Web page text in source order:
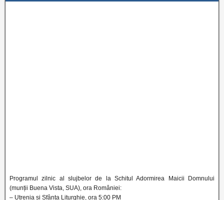
Programul zilnic al slujbelor de la Schitul Adormirea Maicii Domnului
(munții Buena Vista, SUA), ora României:
– Utrenia și Sfânta Liturghie, ora 5:00 PM